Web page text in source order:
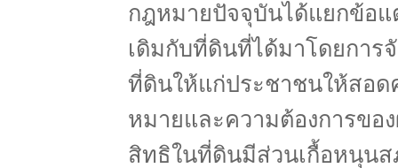
กฎหมายปัจจุบันได้แยกข้อแ
เดิมกับที่ดินที่ได้มาโดยการ
ที่ดินให้แก่ประชาชนให้สอด
หมายและความต้องการขอ
สิทธิในที่ดินมีส่วนเกื้อหนุนส